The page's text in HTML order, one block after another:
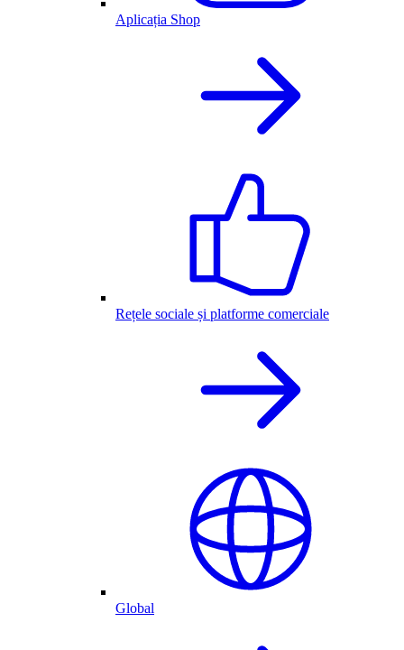
Aplicația Shop
Rețele sociale și platforme comerciale
Global